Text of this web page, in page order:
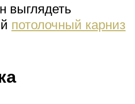
выглядеть
потолочный карниз